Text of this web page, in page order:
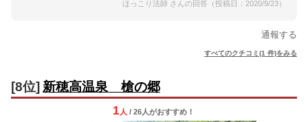
ほっこり法師 さんの回答（投稿日：2020/9/23）
通報する
すべてのクチコミ(1 件)をみる
[8位] 新穂高温泉 槍の郷
1 人 / 26人がおすすめ！